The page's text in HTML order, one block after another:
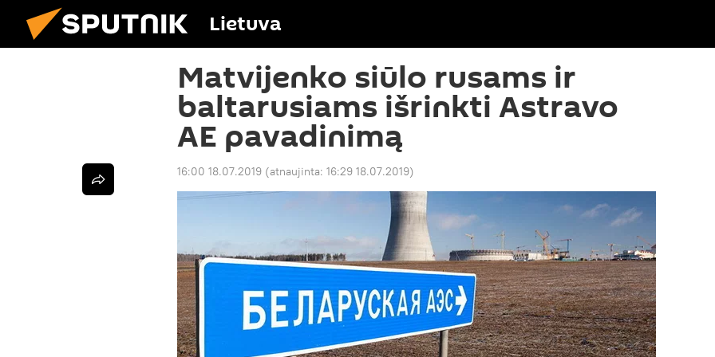
Lietuva
Matvijenko siūlo rusams ir
baltarusiams išrinkti Astravo
AE pavadinimą
16:00 18.07.2019 (atnaujinta: 16:29 18.07.2019)